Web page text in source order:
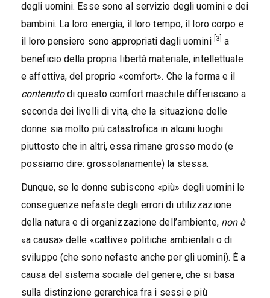
degli uomini. Esse sono al servizio degli uomini e dei
bambini. La loro energia, il loro tempo, il loro corpo e
il loro pensiero sono appropriati dagli uomini [3] a
beneficio della propria libertà materiale, intellettuale
e affettiva, del proprio «comfort». Che la forma e il
contenutodi questo comfort maschile differiscano a
seconda dei livelli di vita, che la situazione delle
donne sia molto più catastrofica in alcuni luoghi
piuttosto che in altri, essa rimane grosso modo (e
possiamo dire: grossolanamente) la stessa.
Dunque, se le donne subiscono «più» degli uomini le
conseguenze nefaste degli errori di utilizzazione
della natura e di organizzazione dell’ambiente, non è
«a causa» delle «cattive» politiche ambientali o di
sviluppo (che sono nefaste anche per gli uomini). È a
causa del sistema sociale del genere, che si basa
sulla distinzione gerarchica fra i sessi e più